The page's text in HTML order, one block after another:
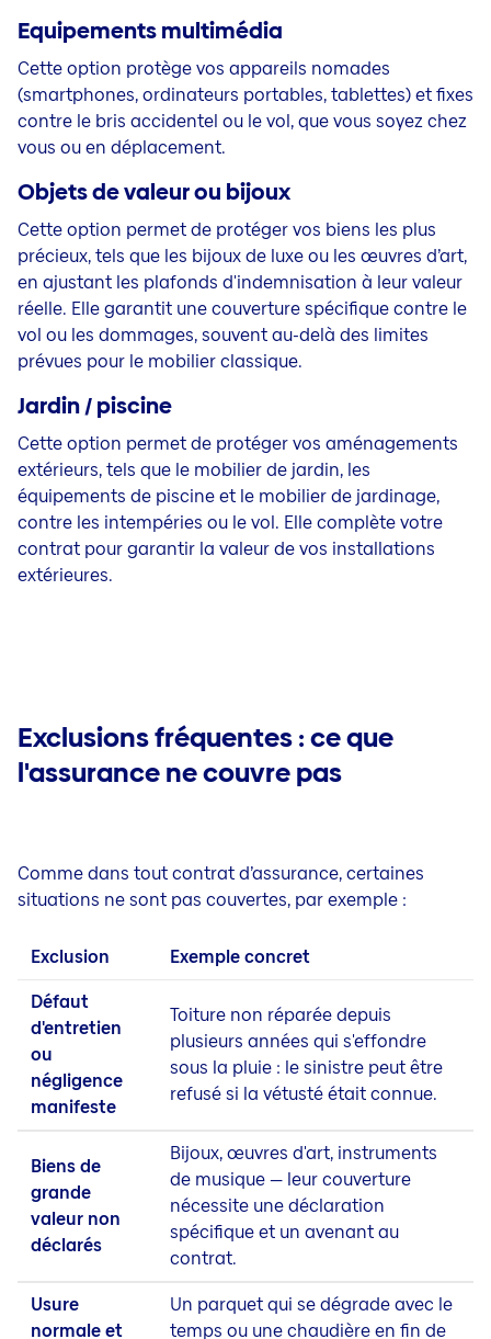
Equipements multimédia
Cette option protège vos appareils nomades
(smartphones, ordinateurs portables, tablettes) et fixes
contre le bris accidentel ou le vol, que vous soyez chez
vous ou en déplacement.
Objets de valeur ou bijoux
Cette option permet de protéger vos biens les plus
précieux, tels que les bijoux de luxe ou les œuvres d’art,
en ajustant les plafonds d'indemnisation à leur valeur
réelle. Elle garantit une couverture spécifique contre le
vol ou les dommages, souvent au-delà des limites
prévues pour le mobilier classique.
Jardin / piscine
Cette option permet de protéger vos aménagements
extérieurs, tels que le mobilier de jardin, les
équipements de piscine et le mobilier de jardinage,
contre les intempéries ou le vol. Elle complète votre
contrat pour garantir la valeur de vos installations
extérieures.
Exclusions fréquentes : ce que
l'assurance ne couvre pas
Comme dans tout contrat d’assurance, certaines
situations ne sont pas couvertes, par exemple :
Exclusion
Exemple concret
Défaut
d'entretien
ou
négligence
manifeste
Toiture non réparée depuis
plusieurs années qui s'effondre
sous la pluie : le sinistre peut être
refusé si la vétusté était connue.
Biens de
grande
valeur non
déclarés
Bijoux, œuvres d'art, instruments
de musique — leur couverture
nécessite une déclaration
spécifique et un avenant au
contrat.
Usure
normale et
Un parquet qui se dégrade avec le
temps ou une chaudière en fin de